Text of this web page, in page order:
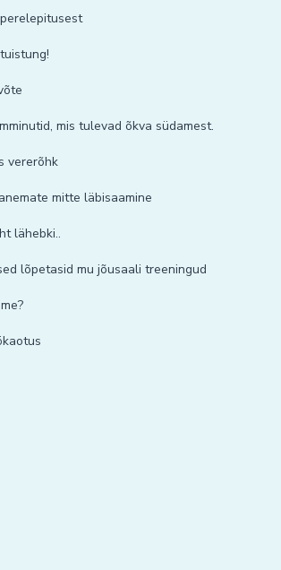
mis tulevad õkva südamest.
vererõhk
mitte läbisaamine
lähebki..
lõpetasid mu jõusaali treeningud